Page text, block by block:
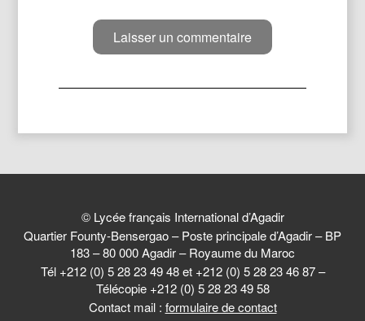
© Lycée français International d’Agadir
Quartier Founty-Bensergao – Poste principale d’Agadir – BP
183 – 80 000 Agadir – Royaume du Maroc
Tél +212 (0) 5 28 23 49 48 et +212 (0) 5 28 23 46 87 –
Télécopie +212 (0) 5 28 23 49 58
Contact mail : formulaire de contact